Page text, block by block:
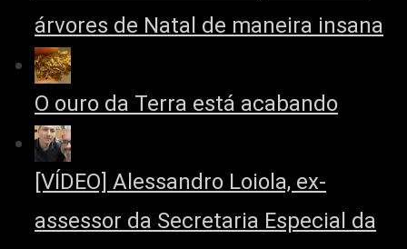
árvores de Natal de maneira insana
O ouro da Terra está acabando
[VÍDEO] Alessandro Loiola, ex-
assessor da Secretaria Especial da